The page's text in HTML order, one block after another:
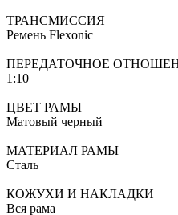
ТРАНСМИССИЯ
Ремень Flexonic
ПЕРЕДАТОЧНОЕ
1:10
ЦВЕТ РАМЫ
Матовый черный
МАТЕРИАЛ РАМЫ
Сталь
КОЖУХИ И НАКЛАДКИ
Вся рама